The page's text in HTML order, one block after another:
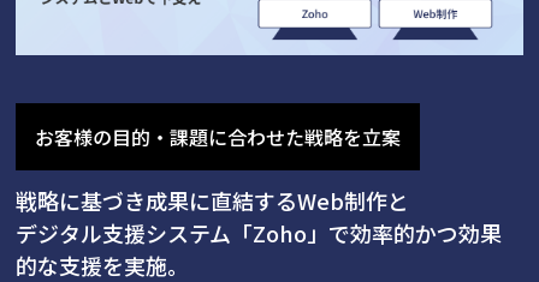
お客様の目的・課題に合わせた戦略を立案
戦略に基づき成果に直結するWeb制作と
デジタル支援システム「Zoho」で効率的かつ効果
的な支援を実施。